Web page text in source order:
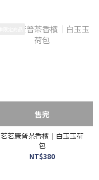
售完
茗茗康普茶香檳｜白玉玉荷
包
NT$380